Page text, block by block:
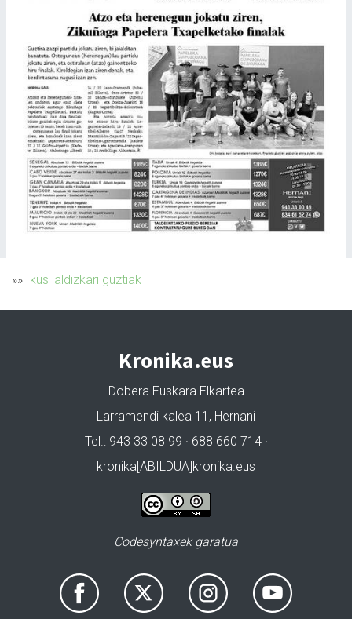
»» Ikusi aldizkari guztiak
Kronika.eus
Dobera Euskara Elkartea
Larramendi kalea 11, Hernani
Tel.: 943 33 08 99 · 688 660 714 ·
kronika[ABILDUA]kronika.eus
Codesyntaxek garatua